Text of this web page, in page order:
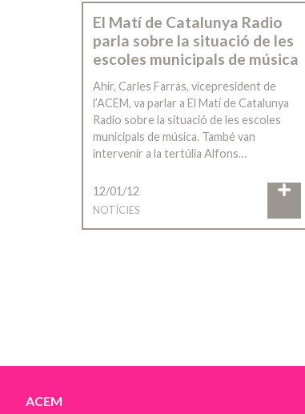
El Matí de Catalunya Radio
parla sobre la situació de les
escoles municipals de música
Ahir, Carles Farràs, vicepresident de
l’ACEM, va parlar a El Matí de Catalunya
Radio sobre la situació de les escoles
municipals de música. També van
intervenir a la tertúlia Alfons…
12/01/12
NOTÍCIES
ACEM